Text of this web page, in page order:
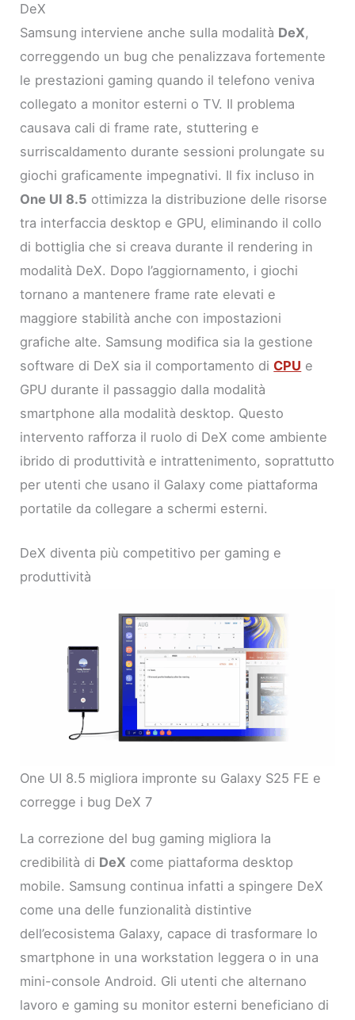
DeX
Samsung interviene anche sulla modalità DeX,
correggendo un bug che penalizzava fortemente
le prestazioni gaming quando il telefono veniva
collegato a monitor esterni o TV. Il problema
causava cali di frame rate, stuttering e
surriscaldamento durante sessioni prolungate su
giochi graficamente impegnativi. Il fix incluso in
One UI 8.5 ottimizza la distribuzione delle risorse
tra interfaccia desktop e GPU, eliminando il collo
di bottiglia che si creava durante il rendering in
modalità DeX. Dopo l’aggiornamento, i giochi
tornano a mantenere frame rate elevati e
maggiore stabilità anche con impostazioni
grafiche alte. Samsung modifica sia la gestione
software di DeX sia il comportamento diCPU e
GPU durante il passaggio dalla modalità
smartphone alla modalità desktop. Questo
intervento rafforza il ruolo di DeX come ambiente
ibrido di produttività e intrattenimento, soprattutto
per utenti che usano il Galaxy come piattaforma
portatile da collegare a schermi esterni.
DeX diventa più competitivo per gaming e
produttività
One UI 8.5 migliora impronte su Galaxy S25 FE e
corregge i bug DeX 7
La correzione del bug gaming migliora la
credibilità di DeX come piattaforma desktop
mobile. Samsung continua infatti a spingere DeX
come una delle funzionalità distintive
dell’ecosistema Galaxy, capace di trasformare lo
smartphone in una workstation leggera o in una
mini-console Android. Gli utenti che alternano
lavoro e gaming su monitor esterni beneficiano di